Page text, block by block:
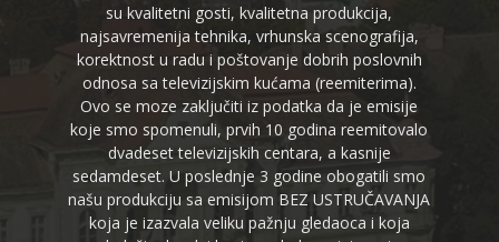
su kvalitetni gosti, kvalitetna produkcija,
najsavremenija tehnika, vrhunska scenografija,
korektnost u radu i poštovanje dobrih poslovnih
odnosa sa televizijskim kućama (reemiterima).
Ovo se moze zaključiti iz podatka da je emisije
koje smo spomenuli, prvih 10 godina reemitovalo
dvadeset televizijskih centara, a kasnije
sedamdeset. U poslednje 3 godine obogatili smo
našu produkciju sa emisijom BEZ USTRUČAVANJA
koja je izazvala veliku pažnju gledaoca i koja